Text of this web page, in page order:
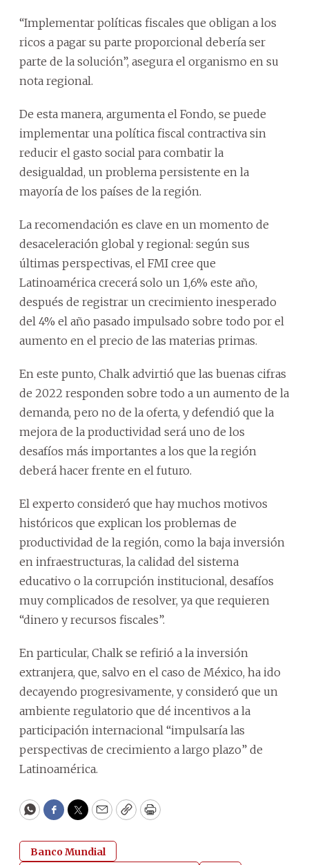
“Implementar políticas fiscales que obligan a los
ricos a pagar su parte proporcional debería ser
parte de la solución”, asegura el organismo en su
nota regional.
De esta manera, argumenta el Fondo, se puede
implementar una política fiscal contractiva sin
reducir el gasto social para combatir la
desigualdad, un problema persistente en la
mayoría de los países de la región.
La recomendación es clave en un momento de
desaceleración global y regional: según sus
últimas perspectivas, el FMI cree que
Latinoamérica crecerá solo un 1,6% este año,
después de registrar un crecimiento inesperado
del 4% el año pasado impulsado sobre todo por el
aumento en el precio de las materias primas.
En este punto, Chalk advirtió que las buenas cifras
de 2022 responden sobre todo a un aumento de la
demanda, pero no de la oferta, y defendió que la
mejora de la productividad será uno de los
desafíos más importantes a los que la región
deberá hacer frente en el futuro.
El experto consideró que hay muchos motivos
históricos que explican los problemas de
productividad de la región, como la baja inversión
en infraestructuras, la calidad del sistema
educativo o la corrupción institucional, desafíos
muy complicados de resolver, ya que requieren
“dinero y recursos fiscales”.
En particular, Chalk se refirió a la inversión
extranjera, que, salvo en el caso de México, ha ido
decayendo progresivamente, y consideró que un
ambiente regulatorio que dé incentivos a la
participación internacional “impulsaría las
perspectivas de crecimiento a largo plazo” de
Latinoamérica.
WhatsApp
Facebook
Twitter
EmailCopyPrint
Banco Mundial